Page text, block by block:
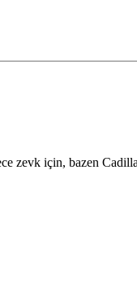
zevk için, bazen